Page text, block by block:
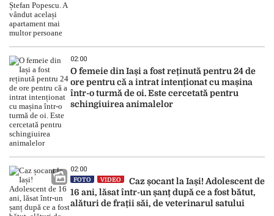
02:00
O femeie din Iași a fost reținută pentru 24 de
ore pentru că a intrat intenționat cu mașina
într-o turmă de oi. Este cercetată pentru
schingiuirea animalelor
02:00
FOTO VIDEO
Caz șocant la Iași! Adolescent de
16 ani, lăsat într-un șanț după ce a fost bătut,
alături de frații săi, de veterinarul satului